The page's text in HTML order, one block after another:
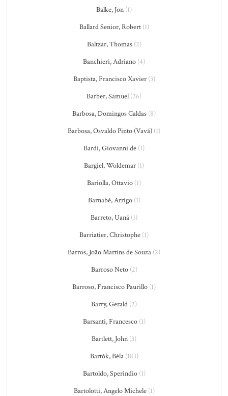
Balke, Jon (1)
Ballard Senior, Robert(1)
Baltzar, Thomas(2)
Banchieri, Adriano (4)
Baptista, Francisco Xavier(3)
Barber, Samuel (26)
Barbosa, Domingos Caldas (8)
Barbosa, Osvaldo Pinto (Vavá) (1)
Bardi, Giovanni de (1)
Bargiel, Woldemar (1)
Bariolla, Ottavio (1)
Barnabé, Arrigo(1)
Barreto, Uaná (1)
Barriatier, Christophe (1)
Barros, João Martins de Souza (2)
Barroso Neto(2)
Barroso, Francisco Paurillo (1)
Barry, Gerald (2)
Barsanti, Francesco(1)
Bartlett, John (3)
Bartók, Béla(183)
Bartoldo, Sperindio(1)
Bartolotti, Angelo Michele(1)